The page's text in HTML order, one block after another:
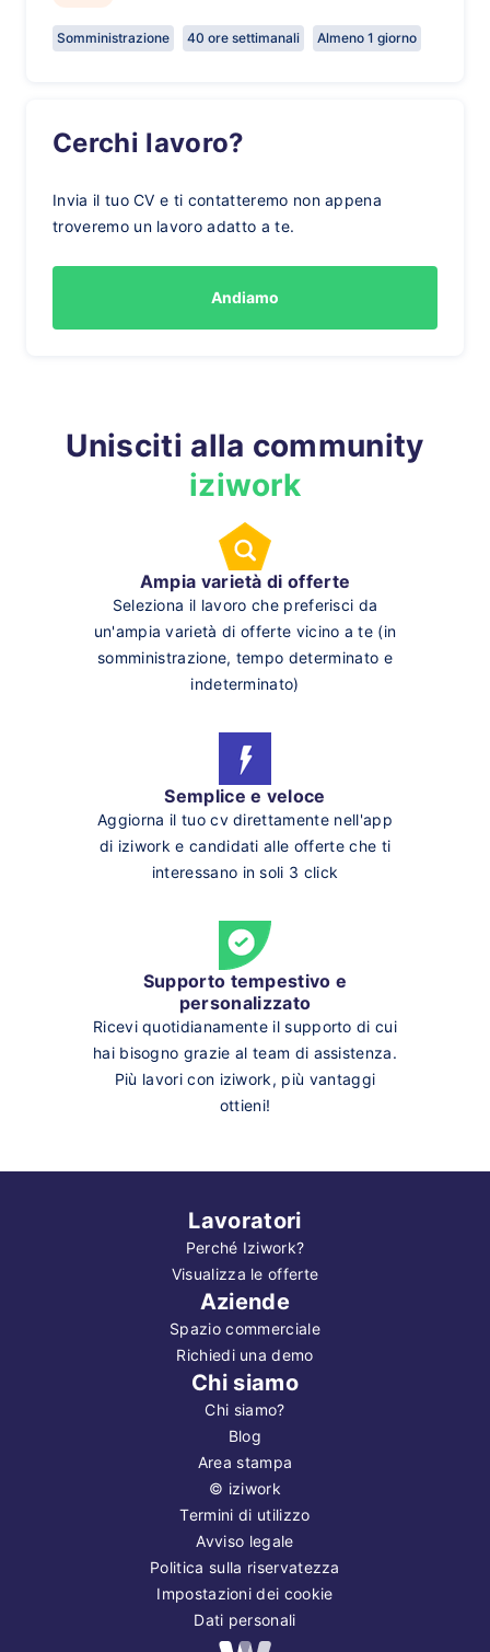
Somministrazione 40 ore settimanali Almeno 1 giorno
Cerchi lavoro?
Invia il tuo CV e ti contatteremo non appena
troveremo un lavoro adatto a te.
Andiamo
Unisciti alla community
iziwork
Ampia varietà di offerte
Seleziona il lavoro che preferisci da
un'ampia varietà di offerte vicino a te (in
somministrazione, tempo determinato e
indeterminato)
Semplice e veloce
Aggiorna il tuo cv direttamente nell'app
di iziwork e candidati alle offerte che ti
interessano in soli 3 click
Supporto tempestivo e
personalizzato
Ricevi quotidianamente il supporto di cui
hai bisogno grazie al team di assistenza.
Più lavori con iziwork, più vantaggi
ottieni!
Lavoratori
Perché Iziwork?
Visualizza le offerte
Aziende
Spazio commerciale
Richiedi una demo
Chi siamo
Chi siamo?
Blog
Area stampa
© iziwork
Termini di utilizzo
Avviso legale
Politica sulla riservatezza
Impostazioni dei cookie
Dati personali